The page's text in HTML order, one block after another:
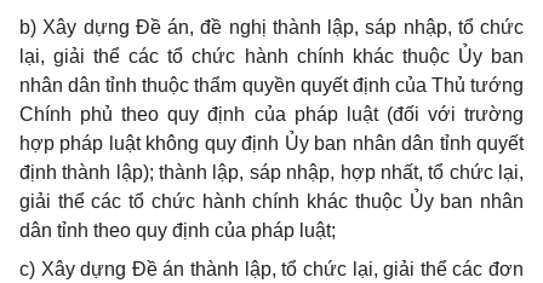
b) Xây dựng Đề án, đề nghị thành lập, sáp nhập, tổ chức
lại, giải thể các tổ chức hành chính khác thuộc Ủy ban
nhân dân tỉnh thuộc thẩm quyền quyết định của Thủ tướng
Chính phủ theo quy định của pháp luật (đối với trường
hợp pháp luật không quy định Ủy ban nhân dân tỉnh quyết
định thành lập); thành lập, sáp nhập, hợp nhất, tổ chức lại,
giải thể các tổ chức hành chính khác thuộc Ủy ban nhân
dân tỉnh theo quy định của pháp luật;
c) Xây dựng Đề án thành lập, tổ chức lại, giải thể các đơn